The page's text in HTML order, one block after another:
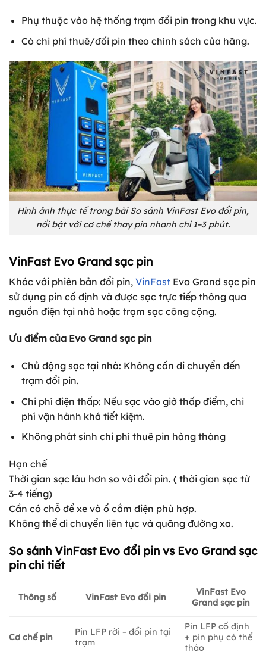
Phụ thuộc vào hệ thống trạm đổi pin trong khu vực.
Có chi phí thuê/đổi pin theo chính sách của hãng.
Hình ảnh thực tế trong bài So sánh VinFast Evo đổi pin,
nổi bật với cơ chế thay pin nhanh chỉ 1–3 phút.
VinFast Evo Grand sạc pin
Khác với phiên bản đổi pin, VinFast Evo Grand sạc pin
sử dụng pin cố định và được sạc trực tiếp thông qua
nguồn điện tại nhà hoặc trạm sạc công cộng.
Ưu điểm của Evo Grand sạc pin
Chủ động sạc tại nhà: Không cần di chuyển đến
trạm đổi pin.
Chi phí điện thấp: Nếu sạc vào giờ thấp điểm, chi
phí vận hành khá tiết kiệm.
Không phát sinh chi phí thuê pin hàng tháng
Hạn chế
Thời gian sạc lâu hơn so với đổi pin. ( thời gian sạc từ
3-4 tiếng)
Cần có chỗ để xe và ổ cắm điện phù hợp.
Không thể di chuyển liên tục và quãng đường xa.
So sánh VinFast Evo đổi pin vs Evo Grand sạc
pin chi tiết
Thông số VinFast Evo đổi pin
VinFast Evo
Grand sạc pin
Cơ chế pin
Pin LFP rời – đổi pin tại
trạm
Pin LFP cố định
+ pin phụ có thể
tháo